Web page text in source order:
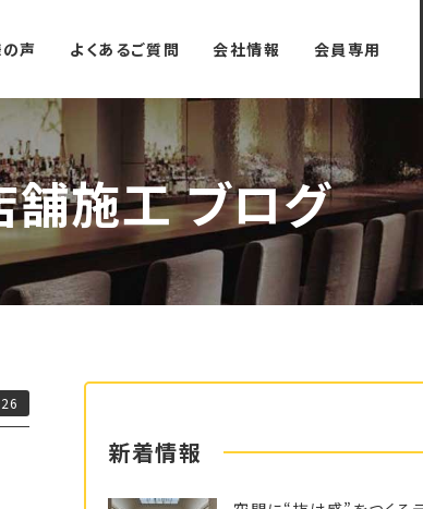
声 よくあるご質問 会社情報 会員専用
舗施工 ブログ
新着情報